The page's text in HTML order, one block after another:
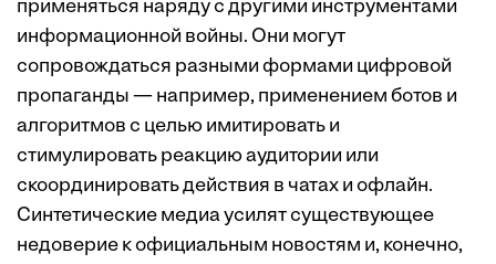
применяться наряду с другими инструментами
информационной войны. Они могут
сопровождаться разными формами цифровой
пропаганды — например, применением ботов и
алгоритмов с целью имитировать и
стимулировать реакцию аудитории или
скоординировать действия в чатах и офлайн.
Синтетические медиа усилят существующее
недоверие к официальным новостям и, конечно,